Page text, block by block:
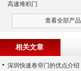
高速堆积门
查看全部产品
相关文章
深圳快速卷帘门的优点介绍